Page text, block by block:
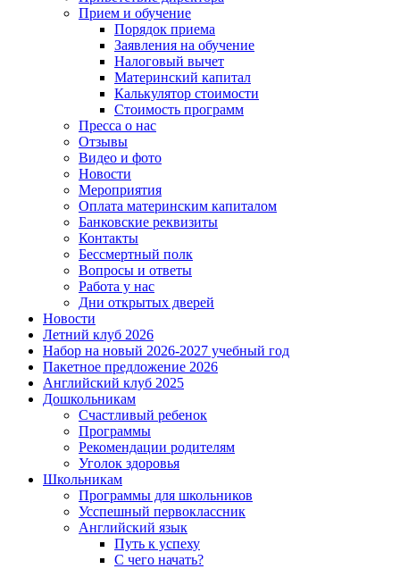
Прием и обучение
Порядок приема
Заявления на обучение
Налоговый вычет
Материнский капитал
Калькулятор стоимости
Стоимость программ
Пресса о нас
Отзывы
Видео и фото
Новости
Мероприятия
Оплата материнским капиталом
Банковские реквизиты
Контакты
Бессмертный полк
Вопросы и ответы
Работа у нас
Дни открытых дверей
Новости
Летний клуб 2026
Набор на новый 2026-2027 учебный год
Пакетное предложение 2026
Английский клуб 2025
Дошкольникам
Счастливый ребенок
Программы
Рекомендации родителям
Уголок здоровья
Школьникам
Программы для школьников
Усспешный первоклассник
Английский язык
Путь к успеху
С чего начать?